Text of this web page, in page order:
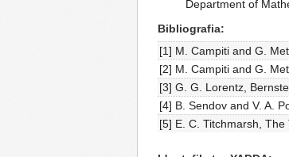
Department of
Bibliografia
[1] M. Campiti and G.
[2] M. Campiti and G.
[3] G. G. Lorentz,
[4] B. Sendov and V. A.
[5] E. C. Titchmarsh,